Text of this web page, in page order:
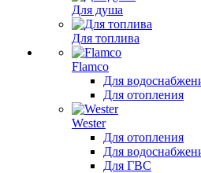
Для душа
Для топлива
Flamco
Для
Для отопления
Wester
Для отопления
Для
Для ГВС